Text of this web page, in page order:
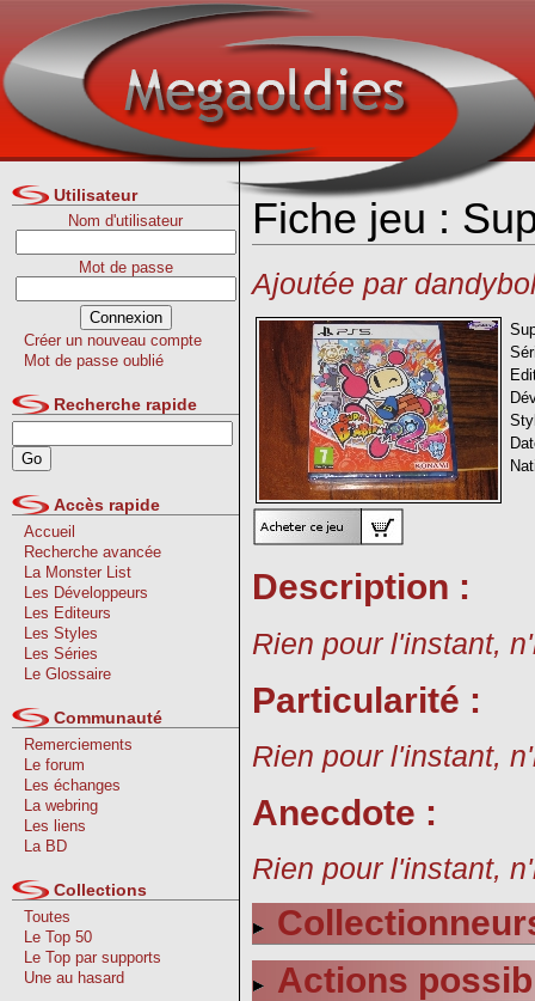
Utilisateur
Nom d'utilisateur
Mot de passe
Créer un nouveau compte
Mot de passe oublié
Recherche rapide
Accès rapide
Accueil
Recherche avancée
La Monster List
Les Développeurs
Les Editeurs
Les Styles
Les Séries
Le Glossaire
Communauté
Remerciements
Le forum
Les échanges
La webring
Les liens
La BD
Collections
Toutes
Le Top 50
Le Top par supports
Une au hasard
Fiche jeu :
Ajoutée par
Description :
Rien pour l'instant,
Particularité :
Rien pour l'instant,
Anecdote :
Rien pour l'instant,
Actions